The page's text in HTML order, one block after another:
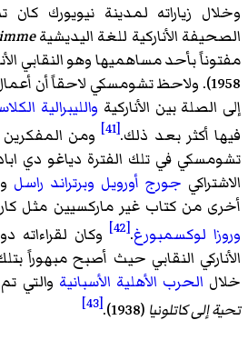
وخلال زياراته لمدينة نيويورك
الصحيفة الأناركية للغة اليديشية
مفتوناً بأحد مساهميها وهو النقابي
1958). ولاحظ تشومسكي لاحقاً أن
إلى الصلة بين الأناركية والليبرالية
فيها أكثر بعد ذلك.[41]
ومن المفكرين
تشومسكي في تلك الفترة دياغو دي
الاشتراكي جورج أورويل وبرتراند راسل
أخرى من كتاب غير ماركسيين مثل
وروزا لوكسمبورغ.
[42]
وكان لقراءاته
الأناركي النقابي حيث أصبح مبهوراً
خلال الحرب الأهلية الأسبانية والتي
تحية إلى كاتلونيا (1938).
[43]